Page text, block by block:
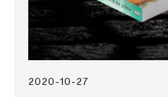
2020-10-27